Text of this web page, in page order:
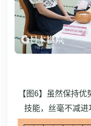
【图6】虽然保持
技能，丝毫不减进